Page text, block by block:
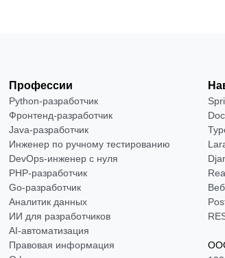
Профессии
Python-разработчик
Фронтенд-разработчик
Java-разработчик
Инженер по ручному тестированию
DevOps-инженер с нуля
РНР-разработчик
Go-разработчик
Аналитик данных
ИИ для разработчиков
AI-автоматизация
Правовая информация